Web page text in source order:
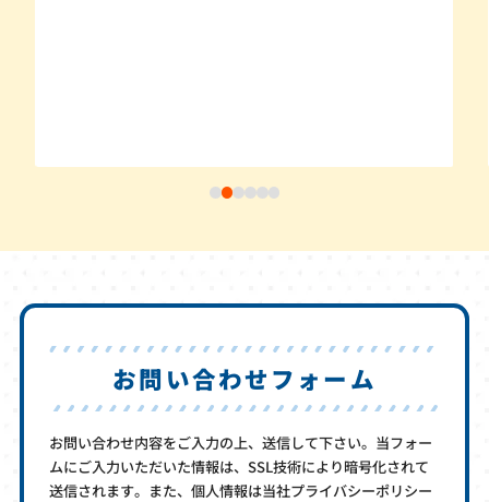
お問い合わせフォーム
お問い合わせ内容をご入力の上、送信して下さい。当フォー
ムにご入力いただいた情報は、SSL技術により暗号化されて
送信されます。また、個人情報は当社プライバシーポリシー